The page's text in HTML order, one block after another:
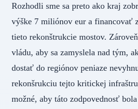
Rozhodli sme sa preto ako kraj
výške 7 miliónov eur a financovať
tieto rekonštrukcie mostov.
vládu, aby sa zamyslela nad tým,
dostať do regiónov peniaze
rekonšrukciu tejto kritickej
možné, aby táto zodpovednosť